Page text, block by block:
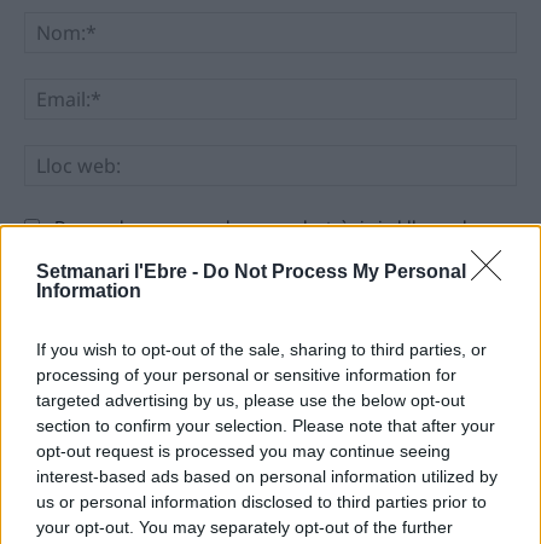
Setmanari l'Ebre - Do Not Process My Personal
Information
If you wish to opt-out of the sale, sharing to third parties, or
processing of your personal or sensitive information for
targeted advertising by us, please use the below opt-out
section to confirm your selection. Please note that after your
opt-out request is processed you may continue seeing
interest-based ads based on personal information utilized by
us or personal information disclosed to third parties prior to
your opt-out. You may separately opt-out of the further
Deseu el meu nom, el correu electrònic i el lloc web en
aquest navegador per a la propera vegada que comenti.
ÚLTIMES NOTÍCIES
Amposta recupera les Cases del Castell
i culmina un projecte estratègic que